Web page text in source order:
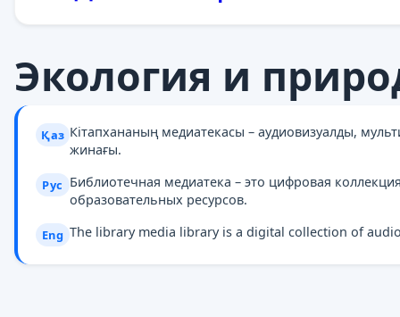
Экология и
Қаз Кітапхананың медиатекасы – аудиовизуалды,
жинағы.
Рус Библиотечная медиатека – это цифровая
образовательных ресурсов.
Eng The library media library is a digital collection of